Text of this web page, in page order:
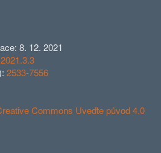
8. 12. 2021
2533-7556
Commons Uveďte původ 4.0